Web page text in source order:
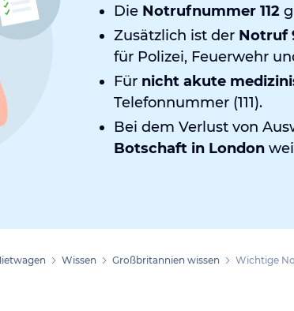
Die Notrufnummer 112
Zusätzlich ist der Notruf
für Polizei, Feuerwehr
Für nicht akute
Telefonnummer (111).
Bei dem Verlust von
Botschaft in London
Wissen Großbritannien wissen Wichtige